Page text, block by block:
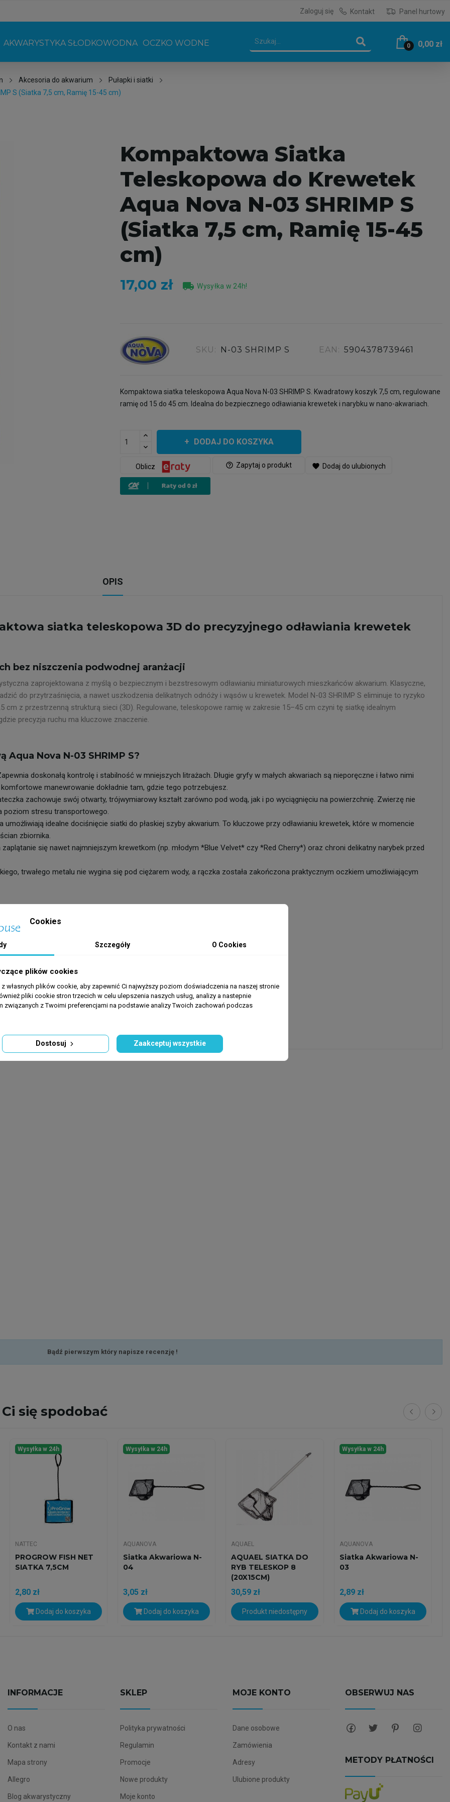
Zaloguj się Kontakt Panel hurtowy
AKWARYSTYKA SŁODKOWODNA OCZKO WODNE 0 0,00 zł
Akcesoria do akwarium
Pułapki i siatki
S (Siatka 7,5 cm, Ramię 15-45 cm)
Kompaktowa Siatka
Teleskopowa do Krewetek
Aqua Nova N-03 SHRIMP S
(Siatka 7,5 cm, Ramię 15-45
cm)
17,00 zł local_shipping Wysyłka w 24h!
SKU: N-03 SHRIMP S EAN: 5904378739461
Kompaktowa siatka teleskopowa Aqua Nova N-03 SHRIMP S. Kwadratowy koszyk 7,5 cm, regulowane
ramię od 15 do 45 cm. Idealna do bezpiecznego odławiania krewetek i narybku w nano-akwariach.
DODAJ DO KOSZYKA
help_outline Zapytaj o produkt
Oblicz favorite Dodaj do ulubionych
OPIS
siatka teleskopowa 3D do precyzyjnego odławiania krewetek
bez niszczenia podwodnej aranżacji
zaprojektowana z myślą o bezpiecznym i bezstresowym odławianiu miniaturowych mieszkańców akwarium. Klasyczne,
do przytrzaśnięcia, a nawet uszkodzenia delikatnych odnóży i wąsów u krewetek. Model N-03 SHRIMP S eliminuje to ryzyko
z przestrzenną strukturą sieci (3D). Regulowane, teleskopowe ramię w zakresie 15–45 cm czyni tę siatkę idealnym
precyzja ruchu ma kluczowe znaczenie.
Nova N-03 SHRIMP S?
doskonałą kontrolę i stabilność w mniejszych litrażach. Długie gryfy w małych akwariach są nieporęczne i łatwo nimi
manewrowanie dokładnie tam, gdzie tego potrzebujesz.
zachowuje swój otwarty, trójwymiarowy kształt zarówno pod wodą, jak i po wyciągnięciu na powierzchnię. Zwierzę nie
poziom stresu transportowego.
umożliwiają idealne dociśnięcie siatki do płaskiej szyby akwarium. To kluczowe przy odławianiu krewetek, które w momencie
zbiornika.
się nawet najmniejszym krewetkom (np. młodym *Blue Velvet* czy *Red Cherry*) oraz chroni delikatny narybek przed
trwałego metalu nie wygina się pod ciężarem wody, a rączka została zakończona praktycznym oczkiem umożliwiającym
(siatka).
ryby ławicowe i denne (np. *Gupiki Endlera*, *Neonki*, *Kiryski piaskowe*).
Bądź pierwszym który napisze recenzję !
się spodobać
Wysyłka w 24h
NATTEC
PROGROW FISH NET
SIATKA 7,5CM
2,80 zł
Dodaj do koszyka
Wysyłka w 24h
AQUANOVA
Siatka Akwariowa N-
04
3,05 zł
Dodaj do koszyka
AQUAEL
AQUAEL SIATKA DO
RYB TELESKOP 8
(20X15CM)
30,59 zł
Produkt niedostępny
Wysyłka w 24h
AQUANOVA
Siatka Akwariowa N-
03
2,89 zł
Dodaj do koszyka
INFORMACJE
O nas
Kontakt z nami
Mapa strony
Allegro
Blog akwarystyczny
SKLEP
Polityka prywatności
Regulamin
Promocje
Nowe produkty
Moje konto
MOJE KONTO
Dane osobowe
Zamówienia
Adresy
Ulubione produkty
OBSERWUJ NAS
METODY PŁATNOŚCI
Cookies
Szczegóły O Cookies
plików cookies
z własnych plików cookie, aby zapewnić Ci najwyższy poziom doświadczenia na naszej stronie
pliki cookie stron trzecich w celu ulepszenia naszych usług, analizy a nastepnie
związanych z Twoimi preferencjami na podstawie analizy Twoich zachowań podczas
Dostosuj Zaakceptuj wszystkie